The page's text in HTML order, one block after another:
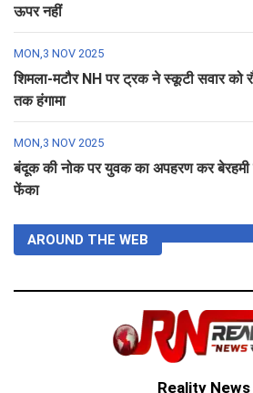
ऊपर नहीं
MON,3 NOV 2025
शिमला-मटौर NH पर ट्रक ने स्कूटी सवार को
तक हंगामा
MON,3 NOV 2025
बंदूक की नोक पर युवक का अपहरण कर बेरहमी
फेंका
AROUND THE WEB
Reality News